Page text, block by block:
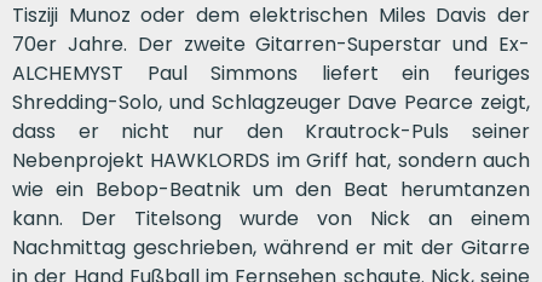
Tisziji Munoz oder dem elektrischen Miles Davis der
70er Jahre. Der zweite Gitarren-Superstar und Ex-
ALCHEMYST Paul Simmons liefert ein feuriges
Shredding-Solo, und Schlagzeuger Dave Pearce zeigt,
dass er nicht nur den Krautrock-Puls seiner
Nebenprojekt HAWKLORDS im Griff hat, sondern auch
wie ein Bebop-Beatnik um den Beat herumtanzen
kann. Der Titelsong wurde von Nick an einem
Nachmittag geschrieben, während er mit der Gitarre
in der Hand Fußball im Fernsehen schaute. Nick, seine